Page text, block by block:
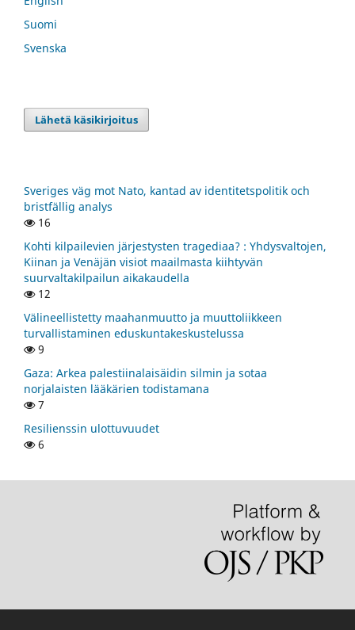
Suomi
Svenska
Lähetä käsikirjoitus
Sveriges väg mot Nato, kantad av identitetspolitik och
bristfällig analys
16
Kohti kilpailevien järjestysten tragediaa? : Yhdysvaltojen,
Kiinan ja Venäjän visiot maailmasta kiihtyvän
suurvaltakilpailun aikakaudella
12
Välineellistetty maahanmuutto ja muuttoliikkeen
turvallistaminen eduskuntakeskustelussa
9
Gaza: Arkea palestiinalaisäidin silmin ja sotaa
norjalaisten lääkärien todistamana
7
Resilienssin ulottuvuudet
6